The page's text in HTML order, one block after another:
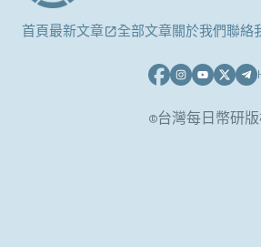
首頁最新文章 全部文章關於我們聯絡
©台灣每日幣研